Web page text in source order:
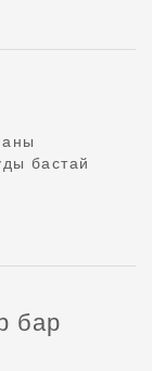
бастай
бар